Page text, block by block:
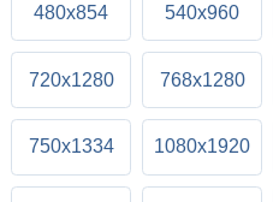
480x854 540x960
720x1280 768x1280
750x1334 1080x1920